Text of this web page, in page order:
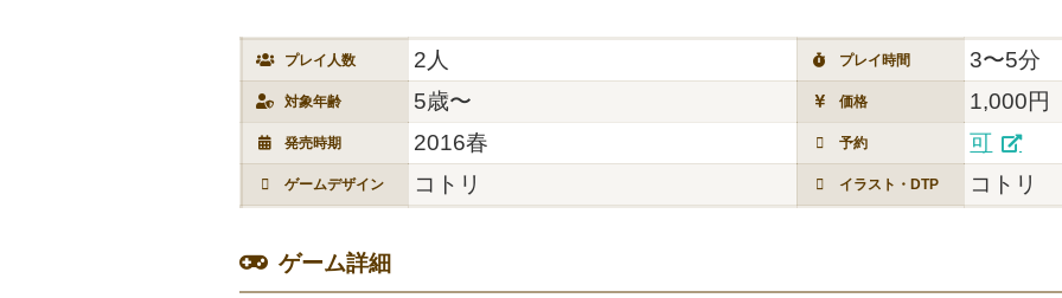
プレイ人数 2人 プレイ時間 3〜5分
対象年齢 5歳〜 価格 1,000円
発売時期 2016春 予約 可
ゲームデザイン コトリ イラスト・DTP コトリ
ゲーム詳細